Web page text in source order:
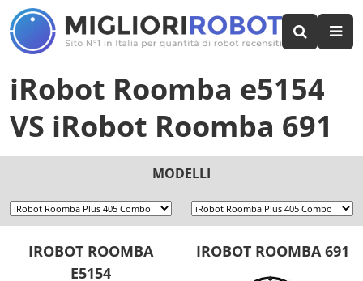
iRobot Roomba e5154
VS iRobot Roomba 691
MODELLI
IROBOT ROOMBA
E5154
IROBOT ROOMBA 691